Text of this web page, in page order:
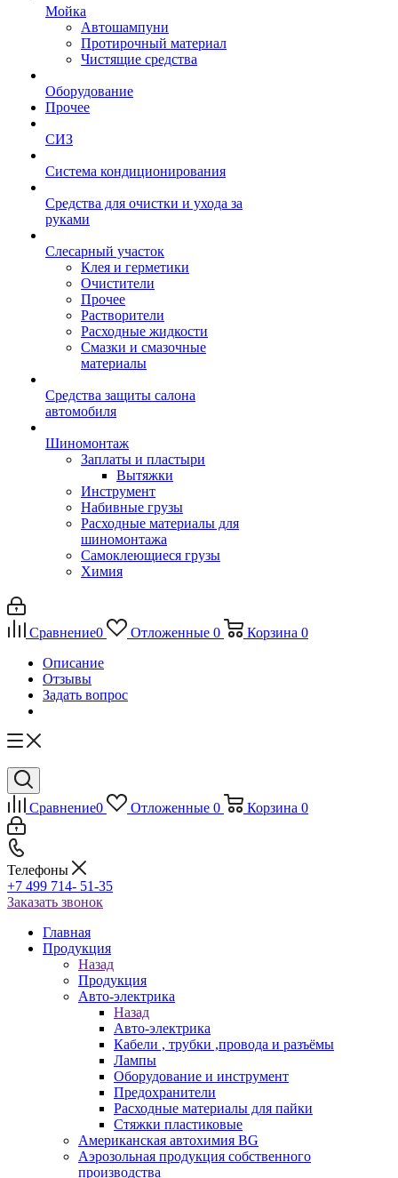
Мойка
Автошампуни
Протирочный материал
Чистящие средства
Оборудование
Прочее
СИЗ
Система кондиционирования
Средства для очистки и ухода за
руками
Слесарный участок
Клея и герметики
Очистители
Прочее
Растворители
Расходные жидкости
Смазки и смазочные
материалы
Средства защиты салона
автомобиля
Шиномонтаж
Заплаты и пластыри
Вытяжки
Инструмент
Набивные грузы
Расходные материалы для
шиномонтажа
Самоклеющиеся грузы
Химия
Сравнение0 Отложенные 0 Корзина 0
Описание
Отзывы
Задать вопрос
Сравнение0 Отложенные 0 Корзина 0
Телефоны
+7 499 714- 51-35
Заказать звонок
Главная
Продукция
Назад
Продукция
Авто-электрика
Назад
Авто-электрика
Кабели , трубки ,провода и разъёмы
Лампы
Оборудование и инструмент
Предохранители
Расходные материалы для пайки
Стяжки пластиковые
Американская автохимия BG
Аэрозольная продукция собственного
производства